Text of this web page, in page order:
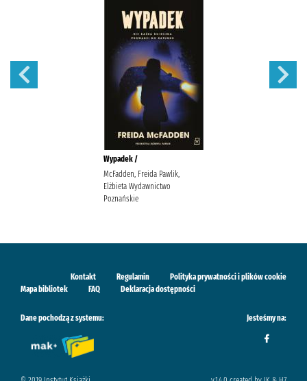
Wypadek /
McFadden, Freida Pawlik,
Elżbieta Wydawnictwo
Poznańskie
Kontakt Regulamin
Polityka prywatności i plików cookie
Mapa bibliotek
FAQ Deklaracja dostępności
Dane pochodzą z systemu: Jesteśmy na: